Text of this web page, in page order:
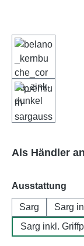
Als Händler
Ausstattung
Sarg
Sarg
Sarg inkl.